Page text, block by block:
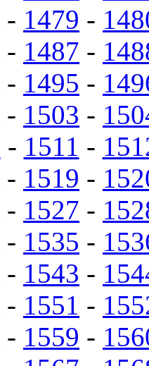
- 1479 -
- 1487 -
- 1495 -
- 1503 -
- 1511 -
- 1519 -
- 1527 -
- 1535 -
- 1543 -
- 1551 -
- 1559 -